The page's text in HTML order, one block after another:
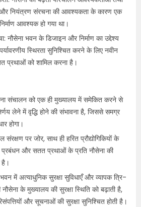
नियंत्रण संरचना की आवश्यकता के कारण एक
आवश्यक हो गया था।
नौसेना भवन के डिजाइन और निर्माण का उद्देश्य
स्थिरता सुनिश्चित करने के लिए नवीन
प्रथाओं को शामिल करना है।
संचालन को एक ही मुख्यालय में समेकित करने से
लेने में वृद्धि होने की संभावना है, जिससे समग्र
होगा।
पर जोर, साथ ही हरित प्रौद्योगिकियों के
प्रबंधन और सतत प्रथाओं के प्रति नौसेना की
है।
भवन में अत्याधुनिक सुरक्षा सुविधाएँ और व्यापक त्रि-
नौसेना के मुख्यालय की सुरक्षा स्थिति को बढ़ाती है,
और सूचनाओं की सुरक्षा सुनिश्चित होती है।